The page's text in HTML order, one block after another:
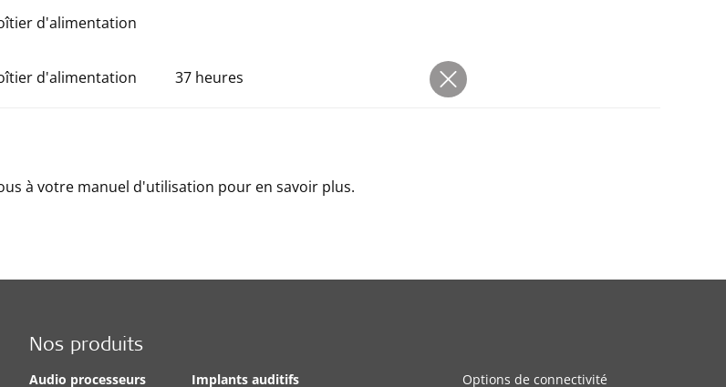
d'alimentation
d'alimentation 37 heures
à votre manuel d'utilisation pour en savoir plus.
Nos produits
Audio processeurs
Implants auditifs
Options de connectivité